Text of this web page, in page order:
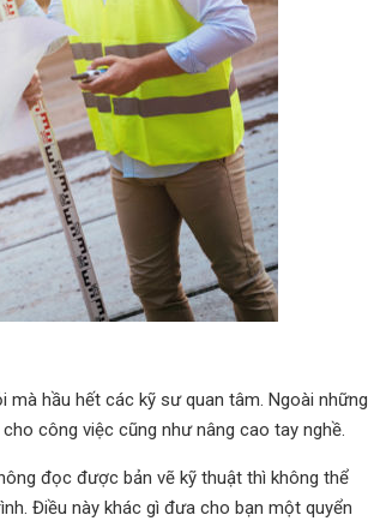
mà hầu hết các kỹ sư quan tâm. Ngoài những
công việc cũng như nâng cao tay nghề.
đọc được bản vẽ kỹ thuật thì không thể
Điều này khác gì đưa cho bạn một quyển